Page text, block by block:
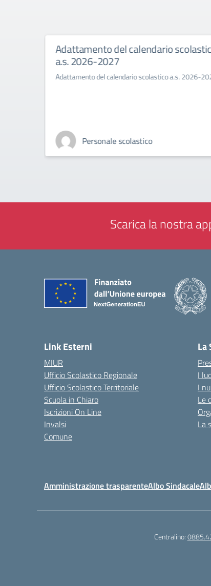
Adattamento del calendario
a.s. 2026-2027
Adattamento del calendario scolastico a.s. 2026-
Personale scolastico
Scarica la nostra
Link Esterni
MIUR
Ufficio Scolastico Regionale
Ufficio Scolastico Territoriale
Scuola in Chiaro
Iscrizioni On Line
Invalsi
Comune
La
I
I
Le
La
Amministrazione trasparenteAlbo Sindacale
Centralino: